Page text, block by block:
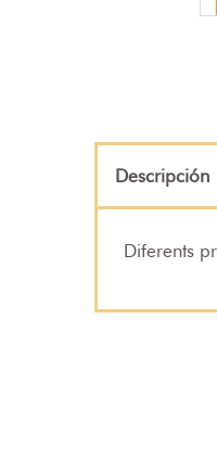
Descripción
Diferents